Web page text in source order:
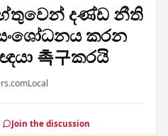
දණ්ඩ නීති
සංශෝධනය කරන
촉구කරයි
Local
Join the discussion